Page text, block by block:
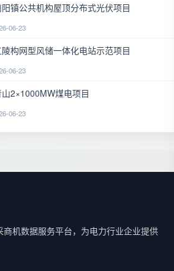
镇公共机构屋顶分布式光伏项目
06-23
构网型风储一体化电站示范项目
06-23
2×1000MW煤电项目
06-23
机数据服务平台，为电力行业企业提供